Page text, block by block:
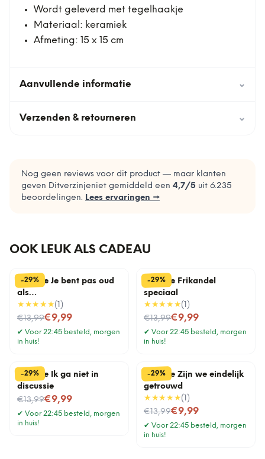
Wordt geleverd met tegelhaakje
Materiaal: keramiek
Afmeting: 15 x 15 cm
Aanvullende informatie ⌄
Verzenden & retourneren ⌄
Nog geen reviews voor dit product — maar klanten
geven Ditverzinjeniet gemiddeld een 4,7/5 uit 6.235
beoordelingen. Lees ervaringen →
OOK LEUK ALS CADEAU
-29%
Tegeltje Je bent pas oud
als…
★★★★★( 1 )
€13,99
Nu voor€9,99
✔ Voor 22:45 besteld, morgen
in huis!
-29%
Tegeltje Frikandel
speciaal
★★★★★( 1 )
€13,99
Nu voor€9,99
✔ Voor 22:45 besteld, morgen
in huis!
-29%
Tegeltje Ik ga niet in
discussie
€13,99
Nu voor€9,99
✔ Voor 22:45 besteld, morgen
in huis!
-29%
Tegeltje Zijn we eindelijk
getrouwd
★★★★★( 1 )
€13,99
Nu voor€9,99
✔ Voor 22:45 besteld, morgen
in huis!